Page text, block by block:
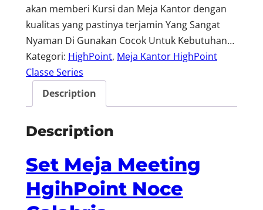
akan memberi Kursi dan Meja Kantor dengan
kualitas yang pastinya terjamin Yang Sangat
Nyaman Di Gunakan Cocok Untuk Kebutuhan…
Kategori: HighPoint, Meja Kantor HighPoint
Classe Series
Description
Description
Set Meja Meeting
HgihPoint Noce